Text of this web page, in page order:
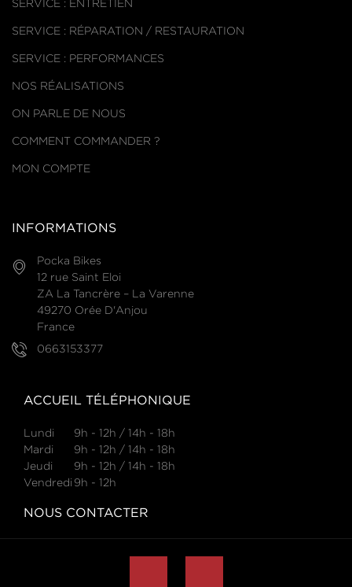
SERVICE : ENTRETIEN
SERVICE : RÉPARATION / RESTAURATION
SERVICE : PERFORMANCES
NOS RÉALISATIONS
ON PARLE DE NOUS
COMMENT COMMANDER ?
MON COMPTE
INFORMATIONS
Pocka Bikes
12 rue Saint Eloi
ZA La Tancrère – La Varenne
49270 Orée D'Anjou
France
0663153377
ACCUEIL TÉLÉPHONIQUE
Lundi
9h - 12h / 14h - 18h
Mardi
9h - 12h / 14h - 18h
Jeudi
9h - 12h / 14h - 18h
Vendredi 9h - 12h
NOUS CONTACTER